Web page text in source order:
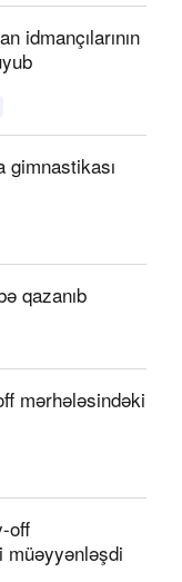
idmançılarının
gimnastikası
qazanıb
mərhələsindəki
off
müəyyənləşdi